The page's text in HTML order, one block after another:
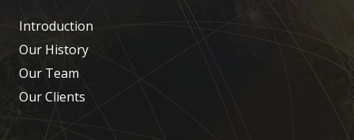
Introduction
Our History
Our Team
Our Clients